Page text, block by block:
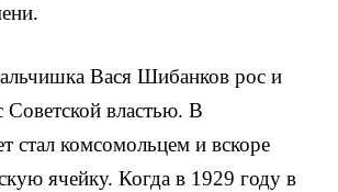
Вася Шибанков рос и
Советской властью. В
стал комсомольцем и вскоре
ячейку. Когда в 1929 году в